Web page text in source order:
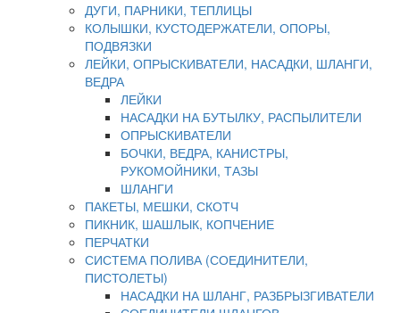
ДУГИ, ПАРНИКИ, ТЕПЛИЦЫ
КОЛЫШКИ, КУСТОДЕРЖАТЕЛИ, ОПОРЫ,
ПОДВЯЗКИ
ЛЕЙКИ, ОПРЫСКИВАТЕЛИ, НАСАДКИ, ШЛАНГИ,
ВЕДРА
ЛЕЙКИ
НАСАДКИ НА БУТЫЛКУ, РАСПЫЛИТЕЛИ
ОПРЫСКИВАТЕЛИ
БОЧКИ, ВЕДРА, КАНИСТРЫ,
РУКОМОЙНИКИ, ТАЗЫ
ШЛАНГИ
ПАКЕТЫ, МЕШКИ, СКОТЧ
ПИКНИК, ШАШЛЫК, КОПЧЕНИЕ
ПЕРЧАТКИ
СИСТЕМА ПОЛИВА (СОЕДИНИТЕЛИ,
ПИСТОЛЕТЫ)
НАСАДКИ НА ШЛАНГ, РАЗБРЫЗГИВАТЕЛИ